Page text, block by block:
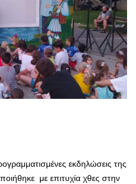
εκδηλώσεις της
με επιτυχία χθες στην